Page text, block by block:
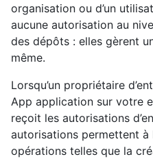
organisation ou d’un
aucune autorisation au
des dépôts : elles gèrent
même.
Lorsqu’un propriétaire
App application sur votre
reçoit les autorisations
autorisations permettent à
opérations telles que la